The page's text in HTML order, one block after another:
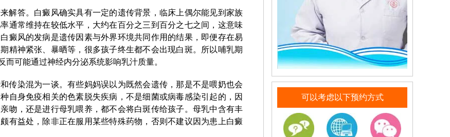
解答。白癜风确实具有一定的遗传背景，临床上偶尔能见到家族
通常维持在较低水平，大约在百分之三到百分之七之间，这意味
癜风的发病是遗传因素与外界环境共同作用的结果，即便存在易
精神紧张、暴晒等，很多孩子终生都不会出现白斑。所以哺乳期
可能通过神经内分泌系统影响乳汁质量。
传染混为一谈。有些妈妈误以为既然会遗传，那是不是喂奶也会
自身免疫相关的色素脱失疾病，不是细菌或病毒感染引起的，因
吻，还是进行母乳喂养，都不会将白斑传给孩子。母乳中含有丰
有益处，除非正在服用某些特殊药物，否则不建议因为患上白癜
可以考虑以下预约方式